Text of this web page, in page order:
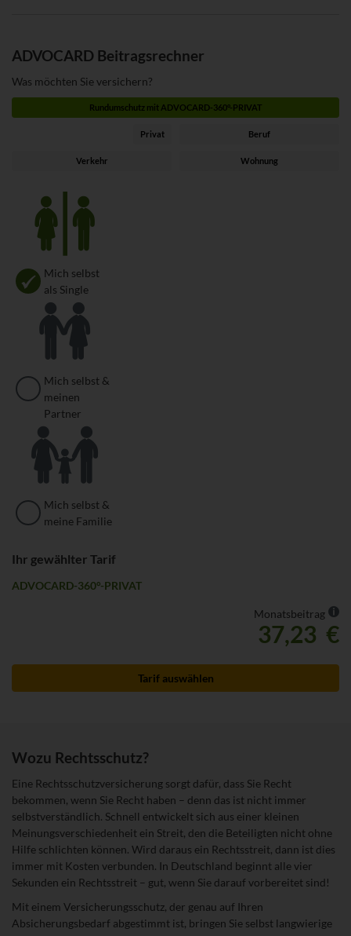
ADVOCARD Beitragsrechner
Was möchten Sie versichern?
Rundumschutz mit ADVOCARD-360°-PRIVAT
Privat Beruf
Verkehr Wohnung
Zielgruppe
Mich selbst
als Single
Mich selbst &
meinen
Partner
Mich selbst &
meine Familie
Ihr gewählter Tarif
ADVOCARD-360°-PRIVAT
Monatsbeitrag
37,23 €
Tarif auswählen
Wozu Rechtsschutz?
Eine Rechtsschutzversicherung sorgt dafür, dass Sie Recht
bekommen, wenn Sie Recht haben – denn das ist nicht immer
selbstverständlich. Schnell entwickelt sich aus einer kleinen
Meinungsverschiedenheit ein Streit, den die Beteiligten nicht ohne
Hilfe schlichten können. Wird daraus ein Rechtsstreit, dann ist dies
immer mit Kosten verbunden. In Deutschland beginnt alle vier
Sekunden ein Rechtsstreit – gut, wenn Sie darauf vorbereitet sind!
Mit einem Versicherungsschutz, der genau auf Ihren
Absicherungsbedarf abgestimmt ist, bringen Sie selbst langwierige